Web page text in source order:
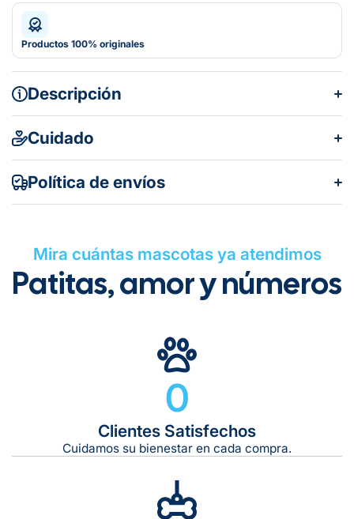
Productos 100% originales
Descripción
Cuidado
Política de envíos
Gratuito en todos los pedidos
Tiempo de entrega estimado: 5 a 7 días hábiles
Gratis en compras de $599 o más
Mira cuántas mascotas ya atendimos
Patitas, amor y números
0
Clientes Satisfechos
Cuidamos su bienestar en cada compra.